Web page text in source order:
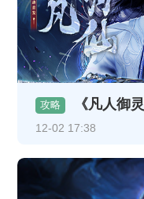
攻略 《凡人御
12-02 17:38